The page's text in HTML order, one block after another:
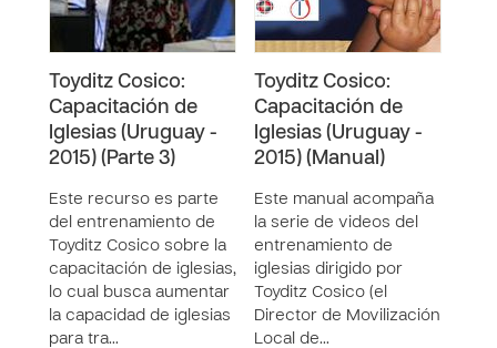
Toyditz Cosico:
Capacitación de
Iglesias (Uruguay -
2015) (Parte 3)
Este recurso es parte
del entrenamiento de
Toyditz Cosico sobre la
capacitación de iglesias,
lo cual busca aumentar
la capacidad de iglesias
para tra…
Toyditz Cosico:
Capacitación de
Iglesias (Uruguay -
2015) (Manual)
Este manual acompaña
la serie de videos del
entrenamiento de
iglesias dirigido por
Toyditz Cosico (el
Director de Movilización
Local de…